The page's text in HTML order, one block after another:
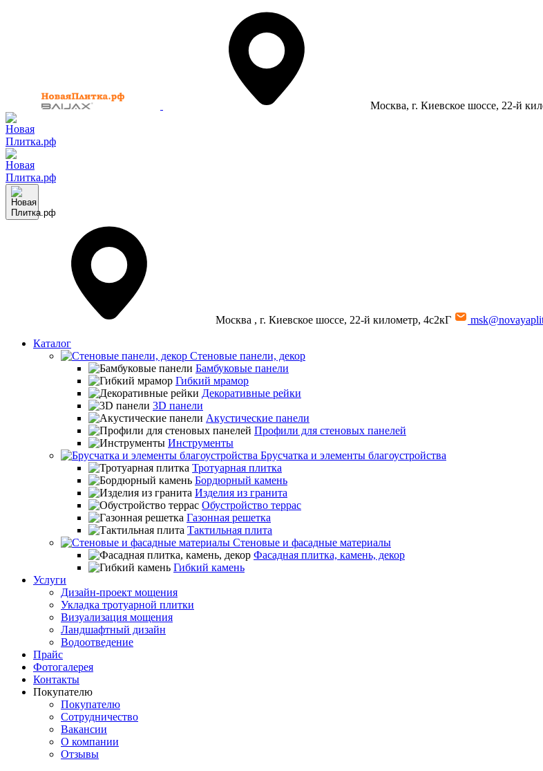
Москва, г. Киевское шоссе, 22-й
Москва , г. Киевское шоссе, 22-й километр, 4с2кГ
Каталог
Стеновые панели, декор
Бамбуковые панели
Гибкий мрамор
Декоративные рейки
3D панели
Акустические панели
Профили для стеновых панелей
Инструменты
Брусчатка и элементы благоустройства
Тротуарная плитка
Бордюрный камень
Изделия из гранита
Обустройство террас
Газонная решетка
Тактильная плита
Стеновые и фасадные материалы
Фасадная плитка, камень, декор
Гибкий камень
Услуги
Дизайн-проект мощения
Укладка тротуарной плитки
Визуализация мощения
Ландшафтный дизайн
Водоотведение
Прайс
Фотогалерея
Контакты
Покупателю
Покупателю
Сотрудничество
Вакансии
О компании
Отзывы